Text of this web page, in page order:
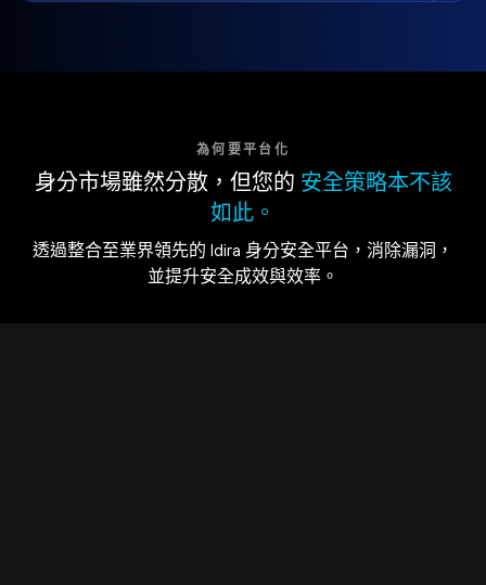
為何要平台化
身分市場雖然分散，但您的 安全策略本不該
如此。
透過整合至業界領先的 Idira 身分安全平台，消除漏洞，
並提升安全成效與效率。